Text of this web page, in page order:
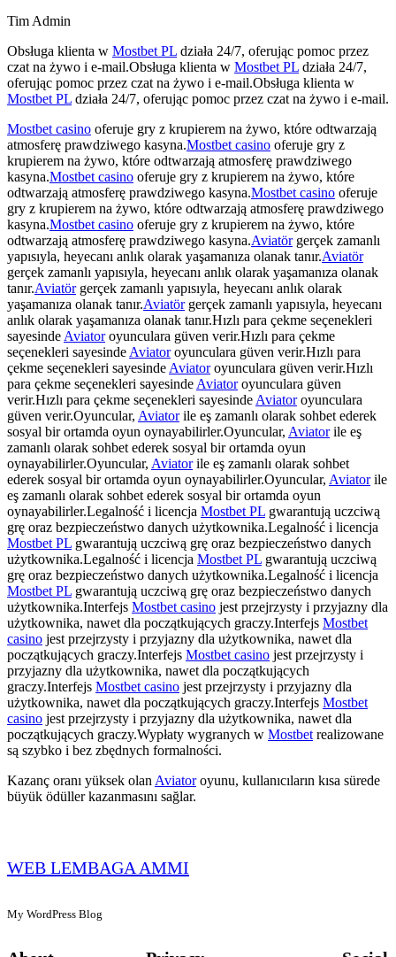
Tim Admin
Obsługa klienta w Mostbet PL działa 24/7, oferując pomoc przez
czat na żywo i e-mail.Obsługa klienta w Mostbet PL działa 24/7,
oferując pomoc przez czat na żywo i e-mail.Obsługa klienta w
Mostbet PL działa 24/7, oferując pomoc przez czat na żywo i e-mail.
Mostbet casino oferuje gry z krupierem na żywo, które odtwarzają
atmosferę prawdziwego kasyna.Mostbet casino oferuje gry z
krupierem na żywo, które odtwarzają atmosferę prawdziwego
kasyna.Mostbet casino oferuje gry z krupierem na żywo, które
odtwarzają atmosferę prawdziwego kasyna.Mostbet casino oferuje
gry z krupierem na żywo, które odtwarzają atmosferę prawdziwego
kasyna.Mostbet casino oferuje gry z krupierem na żywo, które
odtwarzają atmosferę prawdziwego kasyna.Aviatörgerçek zamanlı
yapısıyla, heyecanı anlık olarak yaşamanıza olanak tanır.Aviatör
gerçek zamanlı yapısıyla, heyecanı anlık olarak yaşamanıza olanak
tanır.Aviatörgerçek zamanlı yapısıyla, heyecanı anlık olarak
yaşamanıza olanak tanır.Aviatörgerçek zamanlı yapısıyla, heyecanı
anlık olarak yaşamanıza olanak tanır.Hızlı para çekme seçenekleri
sayesindeAviatoroyunculara güven verir.Hızlı para çekme
seçenekleri sayesindeAviatoroyunculara güven verir.Hızlı para
çekme seçenekleri sayesindeAviatoroyunculara güven verir.Hızlı
para çekme seçenekleri sayesindeAviatoroyunculara güven
verir.Hızlı para çekme seçenekleri sayesindeAviatoroyunculara
güven verir.Oyuncular, Aviatorile eş zamanlı olarak sohbet ederek
sosyal bir ortamda oyun oynayabilirler.Oyuncular, Aviatorile eş
zamanlı olarak sohbet ederek sosyal bir ortamda oyun
oynayabilirler.Oyuncular, Aviatorile eş zamanlı olarak sohbet
ederek sosyal bir ortamda oyun oynayabilirler.Oyuncular, Aviatorile
eş zamanlı olarak sohbet ederek sosyal bir ortamda oyun
oynayabilirler.Legalność i licencja Mostbet PL gwarantują uczciwą
grę oraz bezpieczeństwo danych użytkownika.Legalność i licencja
Mostbet PL gwarantują uczciwą grę oraz bezpieczeństwo danych
użytkownika.Legalność i licencja Mostbet PL gwarantują uczciwą
grę oraz bezpieczeństwo danych użytkownika.Legalność i licencja
Mostbet PL gwarantują uczciwą grę oraz bezpieczeństwo danych
użytkownika.Interfejs Mostbet casino jest przejrzysty i przyjazny dla
użytkownika, nawet dla początkujących graczy.Interfejs Mostbet
casino jest przejrzysty i przyjazny dla użytkownika, nawet dla
początkujących graczy.Interfejs Mostbet casino jest przejrzysty i
przyjazny dla użytkownika, nawet dla początkujących
graczy.Interfejs Mostbet casino jest przejrzysty i przyjazny dla
użytkownika, nawet dla początkujących graczy.Interfejs Mostbet
casino jest przejrzysty i przyjazny dla użytkownika, nawet dla
początkujących graczy.Wypłaty wygranych w Mostbetrealizowane
są szybko i bez zbędnych formalności.
Kazanç oranı yüksek olanAviatoroyunu, kullanıcıların kısa sürede
büyük ödüller kazanmasını sağlar.
WEB LEMBAGA AMMI
My WordPress Blog